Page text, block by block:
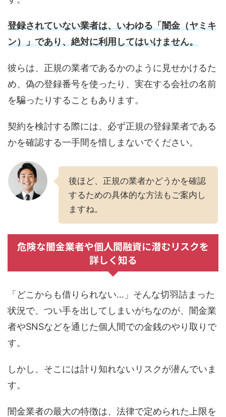
登録されていない業者は、いわゆる「闇金（ヤミキ
ン）」であり、絶対に利用してはいけません。
彼らは、正規の業者であるかのように見せかけるた
め、偽の登録番号を使ったり、実在する会社の名前
を騙ったりすることもあります。
契約を検討する際には、必ず正規の登録業者である
かを確認する一手間を惜しまないでください。
後ほど、正規の業者かどうかを確認
するための具体的な方法もご案内し
ますね。
危険な闇金業者や個人間融資に潜むリスクを
詳しく知る
「どこからも借りられない…」そんな切羽詰まった
状況で、つい手を出してしまいがちなのが、闇金業
者やSNSなどを通じた個人間での金銭のやり取りで
す。
しかし、そこには計り知れないリスクが潜んでいま
す。
闇金業者の最大の特徴は、法律で定められた上限を